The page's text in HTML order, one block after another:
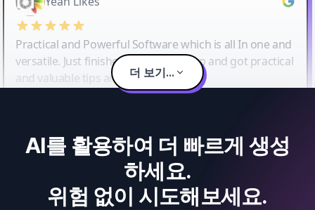
Practical and Powerful Software which is all In one and
versatile. Just finished their workshop and got practical
and valuable tips and tricks.
더 보기...
AI를 활용하여 더 빠르게 생성
하세요.
위험 없이 시도해보세요.